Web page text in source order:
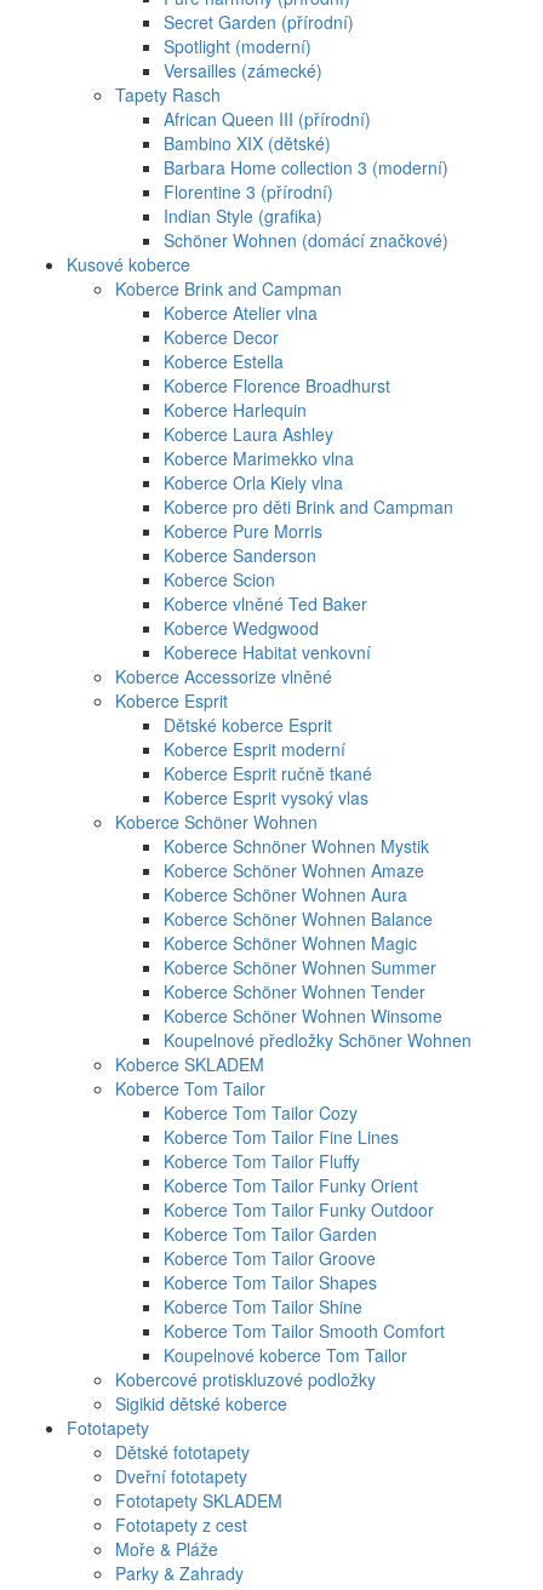
Secret Garden (přírodní)
Spotlight (moderní)
Versailles (zámecké)
Tapety Rasch
African Queen III (přírodní)
Bambino XIX (dětské)
Barbara Home collection 3 (moderní)
Florentine 3 (přírodní)
Indian Style (grafika)
Schöner Wohnen (domácí značkové)
Kusové koberce
Koberce Brink and Campman
Koberce Atelier vlna
Koberce Decor
Koberce Estella
Koberce Florence Broadhurst
Koberce Harlequin
Koberce Laura Ashley
Koberce Marimekko vlna
Koberce Orla Kiely vlna
Koberce pro děti Brink and Campman
Koberce Pure Morris
Koberce Sanderson
Koberce Scion
Koberce vlněné Ted Baker
Koberce Wedgwood
Koberece Habitat venkovní
Koberce Accessorize vlněné
Koberce Esprit
Dětské koberce Esprit
Koberce Esprit moderní
Koberce Esprit ručně tkané
Koberce Esprit vysoký vlas
Koberce Schöner Wohnen
Koberce Schnöner Wohnen Mystik
Koberce Schöner Wohnen Amaze
Koberce Schöner Wohnen Aura
Koberce Schöner Wohnen Balance
Koberce Schöner Wohnen Magic
Koberce Schöner Wohnen Summer
Koberce Schöner Wohnen Tender
Koberce Schöner Wohnen Winsome
Koupelnové předložky Schöner Wohnen
Koberce SKLADEM
Koberce Tom Tailor
Koberce Tom Tailor Cozy
Koberce Tom Tailor Fine Lines
Koberce Tom Tailor Fluffy
Koberce Tom Tailor Funky Orient
Koberce Tom Tailor Funky Outdoor
Koberce Tom Tailor Garden
Koberce Tom Tailor Groove
Koberce Tom Tailor Shapes
Koberce Tom Tailor Shine
Koberce Tom Tailor Smooth Comfort
Koupelnové koberce Tom Tailor
Kobercové protiskluzové podložky
Sigikid dětské koberce
Fototapety
Dětské fototapety
Dveřní fototapety
Fototapety SKLADEM
Fototapety z cest
Moře & Pláže
Parky & Zahrady